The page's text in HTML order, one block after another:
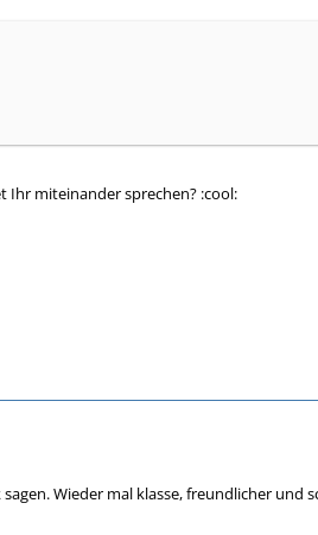
Ihr miteinander sprechen? :cool:
Wieder mal klasse, freundlicher und